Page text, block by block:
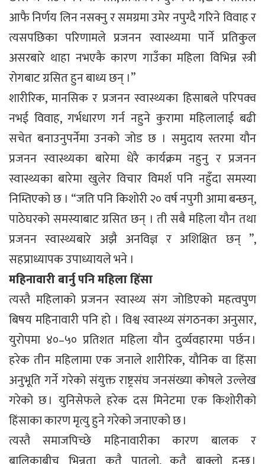
आफै निर्णय लिन नसक्नु र समग्रमा उमेर नपुग्दै गरिने विवाह र
त्यसपछिका परिणामले प्रजनन स्वास्थ्यमा पार्ने प्रतिकुल
असरबारे थाहा नभएकै कारण गाउँका महिला विभिन्न स्त्री
रोगबाट ग्रसित हुन बाध्य छन् ।”
शारीरिक, मानसिक र प्रजनन स्वास्थ्यका हिसाबले परिपक्व
नभई विवाह, गर्भधारण गर्न नहुने कुरामा महिलालाई बढी
सचेत बनाउनुपर्नेमा उनको जोड छ । समुदाय स्तरमा यौन
प्रजनन स्वास्थ्यका बारेमा धेरै कार्यक्रम नहुनु र प्रजनन
स्वास्थ्यका बारेमा खुलेर विचार विमर्श पनि नहुँदा समस्या
निम्तिएको छ । “जति पनि किशोरी २० वर्ष नपुगी आमा बन्छन्,
पाठेघरको समस्याबाट ग्रसित छन् । ती सबै महिला यौन तथा
प्रजनन स्वास्थ्यबारे अझै अनविज्ञ र अशिक्षित छन् ”,
सहप्राध्यापक उपाध्यायले भने ।
महिनावारी बार्नु पनि महिला हिंसा
त्यस्तै महिलाको प्रजनन स्वास्थ्य संग जोडिएको महत्वपुण
बिषय महिनावारी पनि हो । विश्व स्वास्थ्य संगठनका अनुसार,
युरोपमा ४०–५० प्रतिशत महिला यौन दुर्व्यवहारमा पर्छन ।
हरेक तीन महिलामा एक जनाले शारीरिक, यौनिक वा हिंसा
अनुभूति गर्ने गरेको संयुक्त राष्ट्रसंघ जनसंख्या कोषले उल्लेख
गरेको छ । युनिसेफले हरेक दस मिनेटमा एक किशोरीेको
हिंसाका कारण मृत्यु हुने गरेको जनाएको छ ।
त्यस्तै समाजपिच्छे महिनावारीका कारण बालक र